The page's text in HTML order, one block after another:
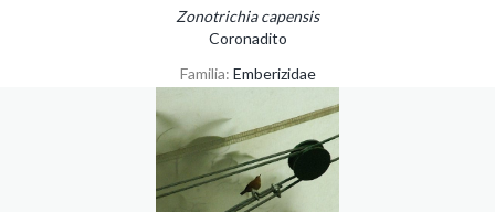
Zonotrichia capensis
Coronadito
Familia: Emberizidae